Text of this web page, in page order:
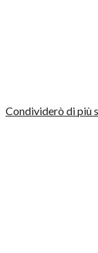
Condividerò di più